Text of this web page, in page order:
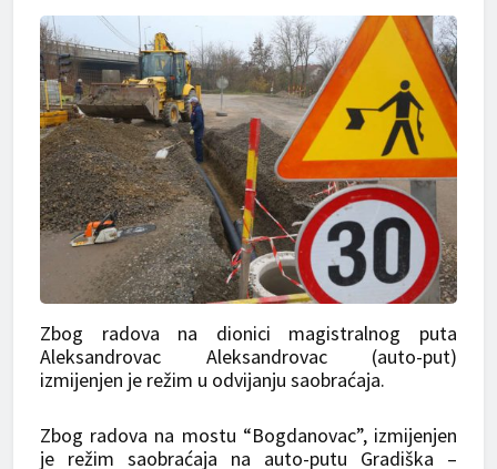
Zbog radova na dionici magistralnog puta
Aleksandrovac Aleksandrovac (auto-put)
izmijenjen je režim u odvijanju saobraćaja.
Zbog radova na mostu “Bogdanovac”, izmijenjen
je režim saobraćaja na auto-putu Gradiška –